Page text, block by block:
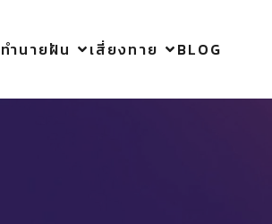
ทำนายฝัน เสี่ยงทาย BLOG